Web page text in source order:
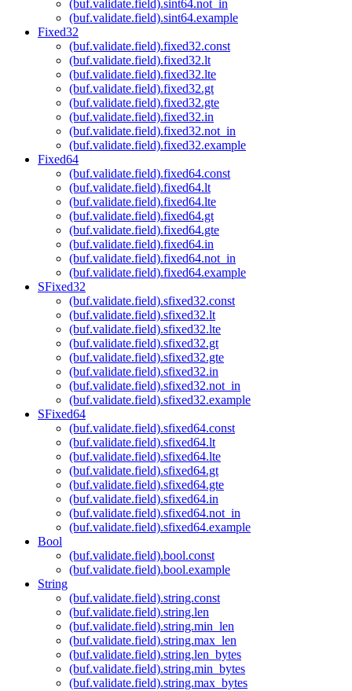
(buf.validate.field).sint64.not_in
(buf.validate.field).sint64.example
Fixed32
(buf.validate.field).fixed32.const
(buf.validate.field).fixed32.lt
(buf.validate.field).fixed32.lte
(buf.validate.field).fixed32.gt
(buf.validate.field).fixed32.gte
(buf.validate.field).fixed32.in
(buf.validate.field).fixed32.not_in
(buf.validate.field).fixed32.example
Fixed64
(buf.validate.field).fixed64.const
(buf.validate.field).fixed64.lt
(buf.validate.field).fixed64.lte
(buf.validate.field).fixed64.gt
(buf.validate.field).fixed64.gte
(buf.validate.field).fixed64.in
(buf.validate.field).fixed64.not_in
(buf.validate.field).fixed64.example
SFixed32
(buf.validate.field).sfixed32.const
(buf.validate.field).sfixed32.lt
(buf.validate.field).sfixed32.lte
(buf.validate.field).sfixed32.gt
(buf.validate.field).sfixed32.gte
(buf.validate.field).sfixed32.in
(buf.validate.field).sfixed32.not_in
(buf.validate.field).sfixed32.example
SFixed64
(buf.validate.field).sfixed64.const
(buf.validate.field).sfixed64.lt
(buf.validate.field).sfixed64.lte
(buf.validate.field).sfixed64.gt
(buf.validate.field).sfixed64.gte
(buf.validate.field).sfixed64.in
(buf.validate.field).sfixed64.not_in
(buf.validate.field).sfixed64.example
Bool
(buf.validate.field).bool.const
(buf.validate.field).bool.example
String
(buf.validate.field).string.const
(buf.validate.field).string.len
(buf.validate.field).string.min_len
(buf.validate.field).string.max_len
(buf.validate.field).string.len_bytes
(buf.validate.field).string.min_bytes
(buf.validate.field).string.max_bytes